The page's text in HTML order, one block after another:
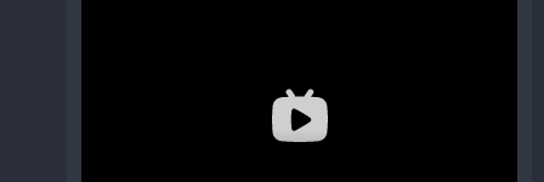
Nguồn hỗ trợ thoải mái 2 kích thước SFX và ATX miễn
sao có chiều kích thước lớn nhất <=140mm​